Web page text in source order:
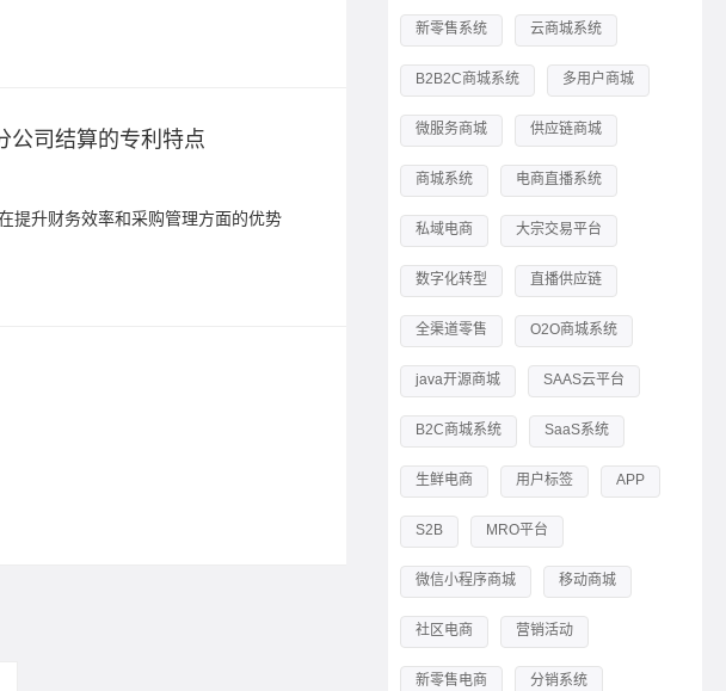
公司结算的专利特点
提升财务效率和采购管理方面的优势
新零售系统 云商城系统
B2B2C商城系统 多用户商城
微服务商城 供应链商城
商城系统 电商直播系统
私域电商 大宗交易平台
数字化转型 直播供应链
全渠道零售 O2O商城系统
java开源商城 SAAS云平台
B2C商城系统 SaaS系统
生鲜电商 用户标签 APP
S2B MRO平台
微信小程序商城 移动商城
社区电商 营销活动
新零售电商 分销系统